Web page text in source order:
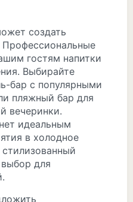
создать
гостям напитки
Выбирайте
бар с популярными
пляжный бар для
вечеринки.
идеальным
в холодное
для